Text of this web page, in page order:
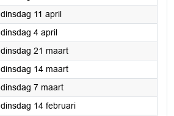
dinsdag 11 april2023
dinsdag 4 april2023
dinsdag 21 maart2023
dinsdag 14 maart2023
dinsdag 7 maart2023
dinsdag 14 februari2023